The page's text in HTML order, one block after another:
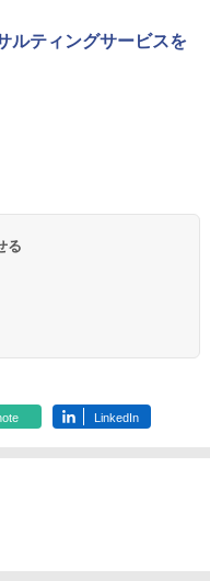
ルティングサービスを
る
LinkedIn